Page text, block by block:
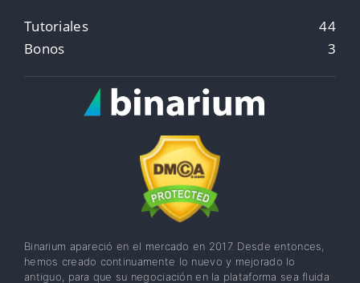
Tutoriales
44
Bonos
3
Binarium apareció en el mercado en 2017. Desde entonces,
hemos creado continuamente lo nuevo y mejorado lo
antiguo, para que su negociación en la plataforma sea fluida